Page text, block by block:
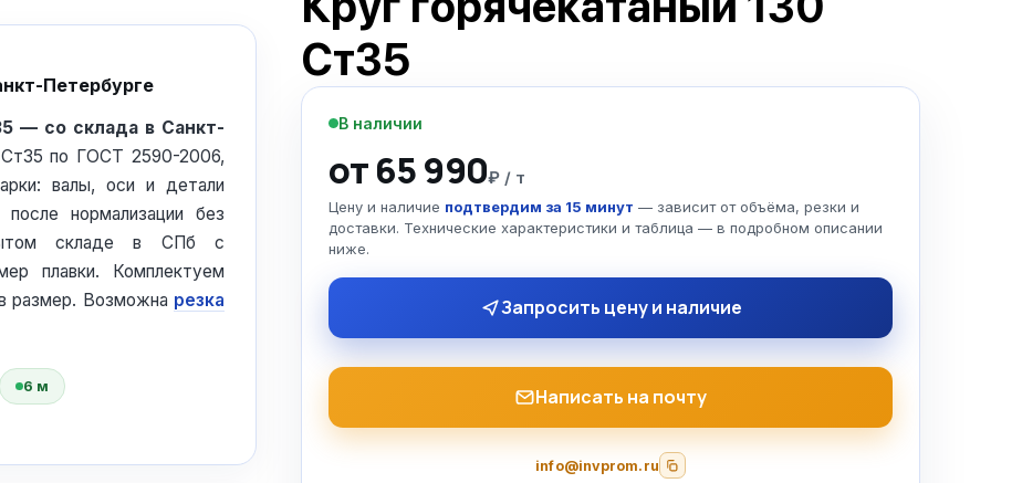
Ст35
В наличии
от 65 990₽ / т
Цену и наличие подтвердим за 15 минут — зависит от объёма, резки и
доставки. Технические характеристики и таблица — в подробном описании
ниже.
Запросить цену и наличие
Написать на почту
info@invprom.ru
Петербурге
— со склада в Санкт-
по ГОСТ 2590-2006,
валы, оси и детали
нормализации без
складе в СПб с
плавки. Комплектуем
размер. Возможна резка
6 м